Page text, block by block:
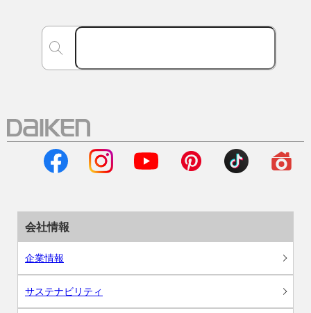
会社情報
企業情報
サステナビリティ